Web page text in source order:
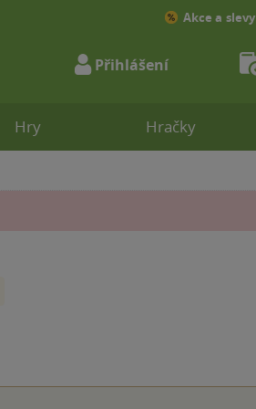
Hry Hračky
Akce a slevy
Přihlášení